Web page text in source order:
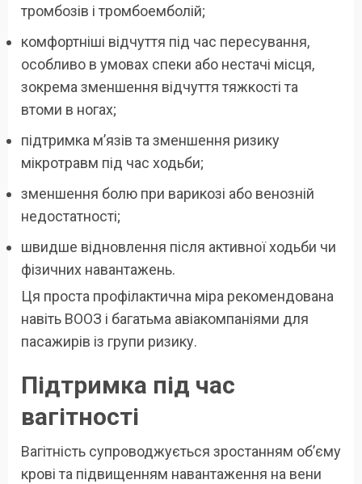
тромбозів і тромбоемболій;
комфортніші відчуття під час пересування,
особливо в умовах спеки або нестачі місця,
зокрема зменшення відчуття тяжкості та
втоми в ногах;
підтримка м’язів та зменшення ризику
мікротравм під час ходьби;
зменшення болю при варикозі або венозній
недостатності;
швидше відновлення після активної ходьби чи
фізичних навантажень.
Ця проста профілактична міра рекомендована
навіть ВООЗ і багатьма авіакомпаніями для
пасажирів із групи ризику.
Підтримка під час
вагітності
Вагітність супроводжується зростанням об’єму
крові та підвищенням навантаження на вени